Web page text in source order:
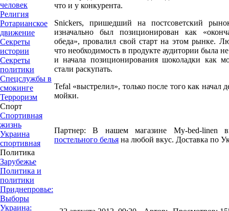
человек
Религия
Ротарианское
движение
Секреты
истории
Секреты
политики
Спецслужбы в
смокинге
Терроризм
Спорт
Спортивная
жизнь
Украина
спортивная
Политика
Зарубежье
Политика и
политики
Приднепровье:
Выборы
Украина:
что и у конкурента.
Snickers, пришедший на постсоветский
изначально был позиционирован как
обеда», провалил свой старт на этом рынке.
что необходимость в продукте аудитории была
и начала позиционирования шоколадки как
стали раскупать.
Tefal «выстрелил», только после того как начал
мойки.
Партнер: В нашем магазине My-bed-linen
постельного белья на любой вкус. Доставка по